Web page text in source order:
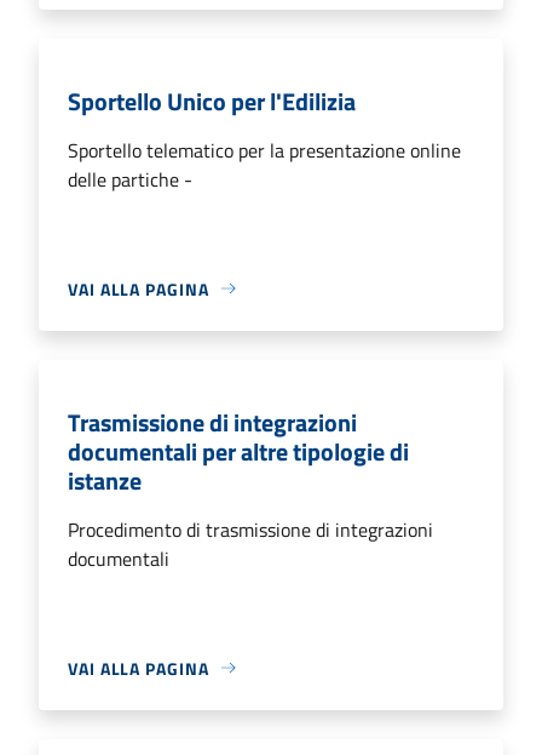
Sportello Unico per l'Edilizia
Sportello telematico per la presentazione online
delle partiche -
VAI ALLA PAGINA
Trasmissione di integrazioni
documentali per altre tipologie di
istanze
Procedimento di trasmissione di integrazioni
documentali
VAI ALLA PAGINA